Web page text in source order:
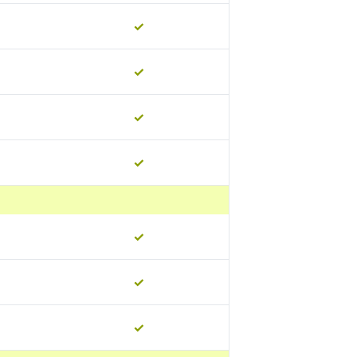
✓
✓
✓
✓
✓
✓
✓